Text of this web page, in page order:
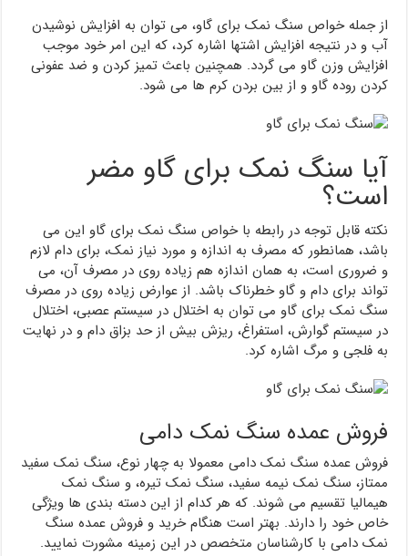
از جمله خواص سنگ نمک برای گاو، می توان به افزایش نوشیدن
آب و در نتیجه افزایش اشتها اشاره کرد، که این امر خود موجب
افزایش وزن گاو می گردد. همچنین باعث تمیز کردن و ضد عفونی
کردن روده گاو و از بین بردن کرم ها می شود.
آیا سنگ نمک برای گاو مضر
است؟
نکته قابل توجه در رابطه با خواص سنگ نمک برای گاو این می
باشد، همانطور که مصرف به اندازه و مورد نیاز نمک، برای دام لازم
و ضروری است، به همان اندازه هم زیاده روی در مصرف آن، می
تواند برای دام و گاو خطرناک باشد. از عوارض زیاده روی در مصرف
سنگ نمک برای گاو می توان به اختلال در سیستم عصبی، اختلال
در سیستم گوارش، استفراغ، ریزش بیش از حد بزاق دام و در نهایت
به فلجی و مرگ اشاره کرد.
فروش عمده سنگ نمک دامی
فروش عمده سنگ نمک دامی معمولا به چهار نوع، سنگ نمک سفید
ممتاز، سنگ نمک نیمه سفید، سنگ نمک تیره، و سنگ نمک
هیمالیا تقسیم می شوند. که هر کدام از این دسته بندی ها ویژگی
خاص خود را دارند. بهتر است هنگام خرید و فروش عمده سنگ
نمک دامی با کارشناسان متخصص در این زمینه مشورت نمایید.